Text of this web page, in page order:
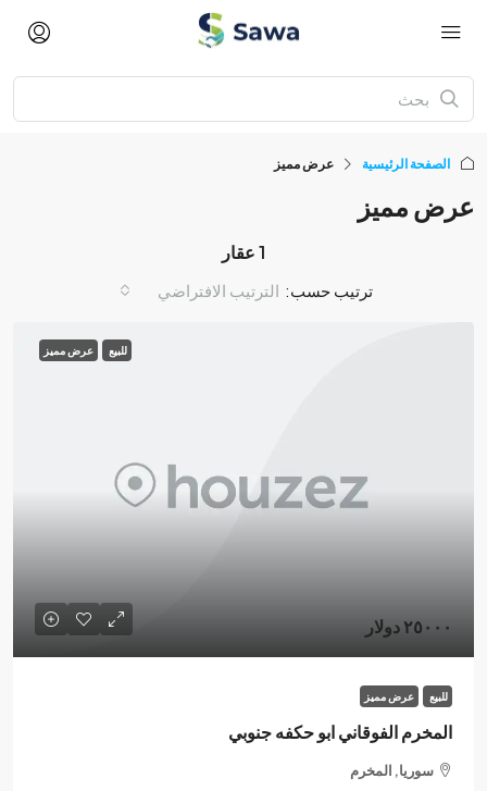
الصفحة الرئيسية عرض مميز
عرض مميز
1 عقار
ترتيب حسب: الترتيب الافتراضي
للبيع عرض مميز
٢٥٠٠٠ دولار
للبيع عرض مميز
المخرم الفوقاني ابو حكفه جنوبي
سوريا, المخرم